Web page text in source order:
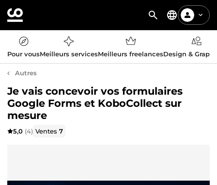
Pour vousMeilleurs servicesMeilleurs freelancesDesign &
Autres
Je vais concevoir vos formulaires
Google Forms et KoboCollect sur
mesure
5,0 (4) Ventes7